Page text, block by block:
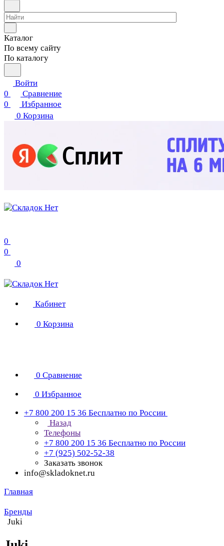
Каталог
По всему сайту
По каталогу
Войти
0
Сравнение
0
Избранное
0 Корзина
0
0
0
Кабинет
0 Корзина
0 Сравнение
0 Избранное
+7 800 200 15 36 Бесплатно по России
Назад
Телефоны
+7 800 200 15 36 Бесплатно по России
+7 (925) 502-52-38
Заказать звонок
info@skladoknet.ru
Главная
Бренды
Juki